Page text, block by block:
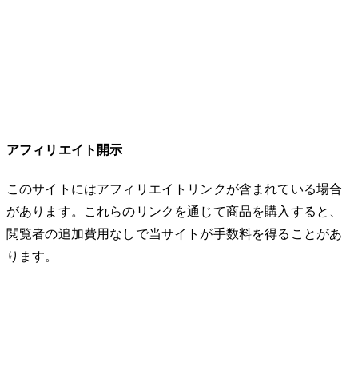
アフィリエイト開示
このサイトにはアフィリエイトリンクが含まれている場合
があります。これらのリンクを通じて商品を購入すると、
閲覧者の追加費用なしで当サイトが手数料を得ることがあ
ります。